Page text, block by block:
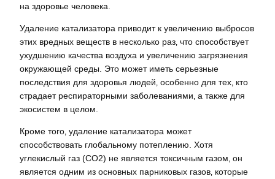
на здоровье человека.
Удаление катализатора приводит к увеличению выбросов
этих вредных веществ в несколько раз‚ что способствует
ухудшению качества воздуха и увеличению загрязнения
окружающей среды. Это может иметь серьезные
последствия для здоровья людей‚ особенно для тех‚ кто
страдает респираторными заболеваниями‚ а также для
экосистем в целом.
Кроме того‚ удаление катализатора может
способствовать глобальному потеплению. Хотя
углекислый газ (CO2) не является токсичным газом‚ он
является одним из основных парниковых газов‚ которые